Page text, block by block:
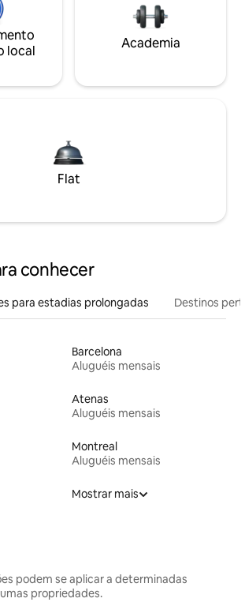
local
Academia
Flat
conhecer
para estadias prolongadas Destinos
Barcelona
Aluguéis mensais
Atenas
Aluguéis mensais
Montreal
Aluguéis mensais
Mostrar mais
podem se aplicar a determinadas
propriedades.